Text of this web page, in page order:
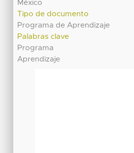
México
Tipo de documento
Programa de Aprendizaje
Palabras clave
Programa
Aprendizaje